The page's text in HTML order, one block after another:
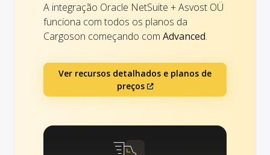
A integração Oracle NetSuite + Asvost OÜ
funciona com todos os planos da
Cargoson começando com Advanced.
Ver recursos detalhados e planos de
preços